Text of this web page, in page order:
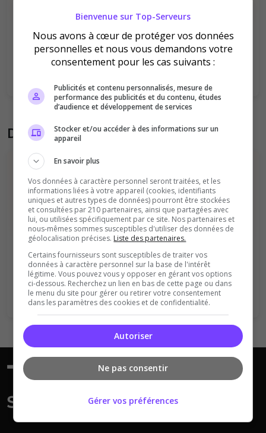
Il n'y a pas encore d'avis sur ce serveur.
Qualité
Staff du serveur
Ambiance
Disponibilité
Donner son avis sur le serveur
Vous devez être connecté pour ajouter
un avis sur ce serveur !
Se connecter S'inscrire
Bienvenue sur Top-Serveurs
Nous avons à cœur de protéger vos données
personnelles et nous vous demandons votre
consentement pour les cas suivants :
Publicités et contenu personnalisés, mesure de
performance des publicités et du contenu, études
d’audience et développement de services
Stocker et/ou accéder à des informations sur un
appareil
En savoir plus
Vos données à caractère personnel seront traitées, et les
informations liées à votre appareil (cookies, identifiants
uniques et autres types de données) pourront être stockées
et consultées par 210 partenaires, ainsi que partagées avec
lui, ou utilisées spécifiquement par ce site. Nos partenaires et
nous-mêmes sommes susceptibles d'utiliser des données de
géolocalisation précises. Liste des partenaires.
Certains fournisseurs sont susceptibles de traiter vos
données à caractère personnel sur la base de l'intérêt
légitime. Vous pouvez vous y opposer en gérant vos options
ci-dessous. Recherchez un lien en bas de cette page ou dans
le menu du site pour gérer ou retirer votre consentement
dans les paramètres des cookies et de confidentialité.
Autoriser
Ne pas consentir
Gérer vos préférences